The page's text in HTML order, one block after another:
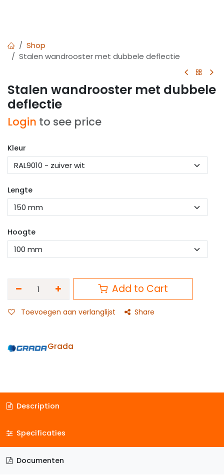
Shop
Stalen wandrooster met dubbele deflectie
Stalen wandrooster met dubbele
deflectie
Login to see price
Kleur
Lengte
Hoogte
Add to Cart
Toevoegen aan verlanglijst Share
Grada
Description
Specificaties
Documenten